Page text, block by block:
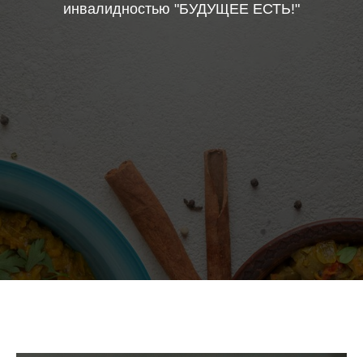
инвалидностью "БУДУЩЕЕ ЕСТЬ!"